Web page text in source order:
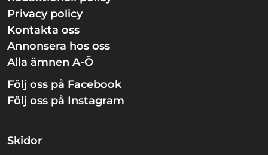
Privacy policy
Kontakta oss
Annonsera hos oss
Alla ämnen A-Ö
Följ oss på Facebook
Följ oss på Instagram
Skidor